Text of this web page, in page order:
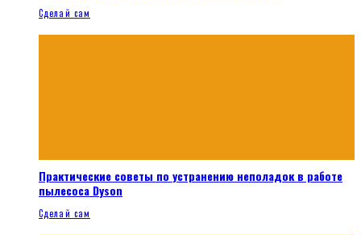
Сделай сам
Практические советы по устранению неполадок в работе
пылесоса Dyson
Сделай сам